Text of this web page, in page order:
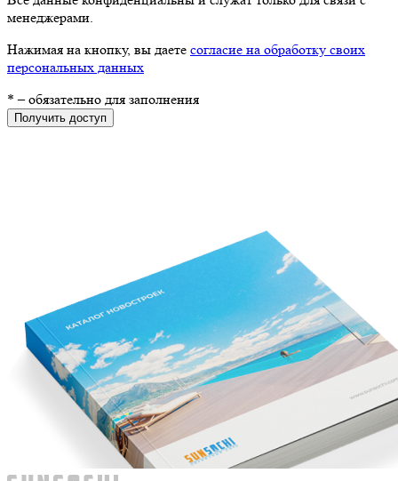
менеджерами.
Нажимая на кнопку, вы даете согласие на обработку своих
персональных данных
* – обязательно для заполнения
Получить доступ